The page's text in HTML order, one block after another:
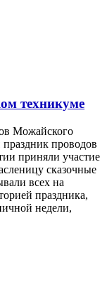
техникуме
Можайского
проводов
приняли участие
сказочные
всех на
праздника,
недели,